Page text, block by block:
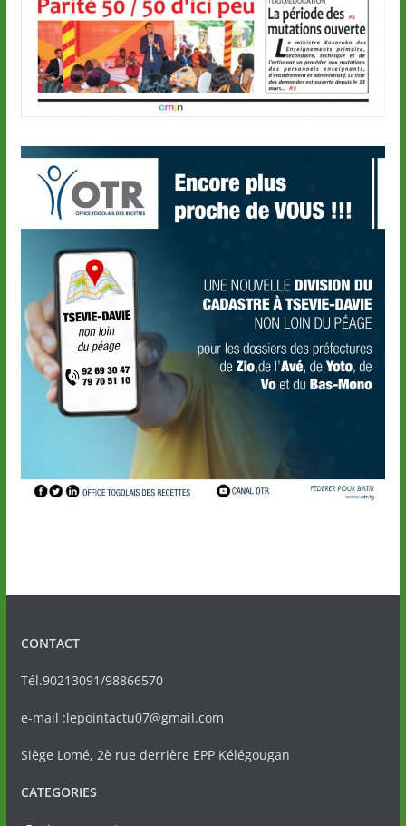
CONTACT
Tél.90213091/98866570
e-mail :lepointactu07@gmail.com
Siège Lomé, 2è rue derrière EPP Kélégougan
CATEGORIES